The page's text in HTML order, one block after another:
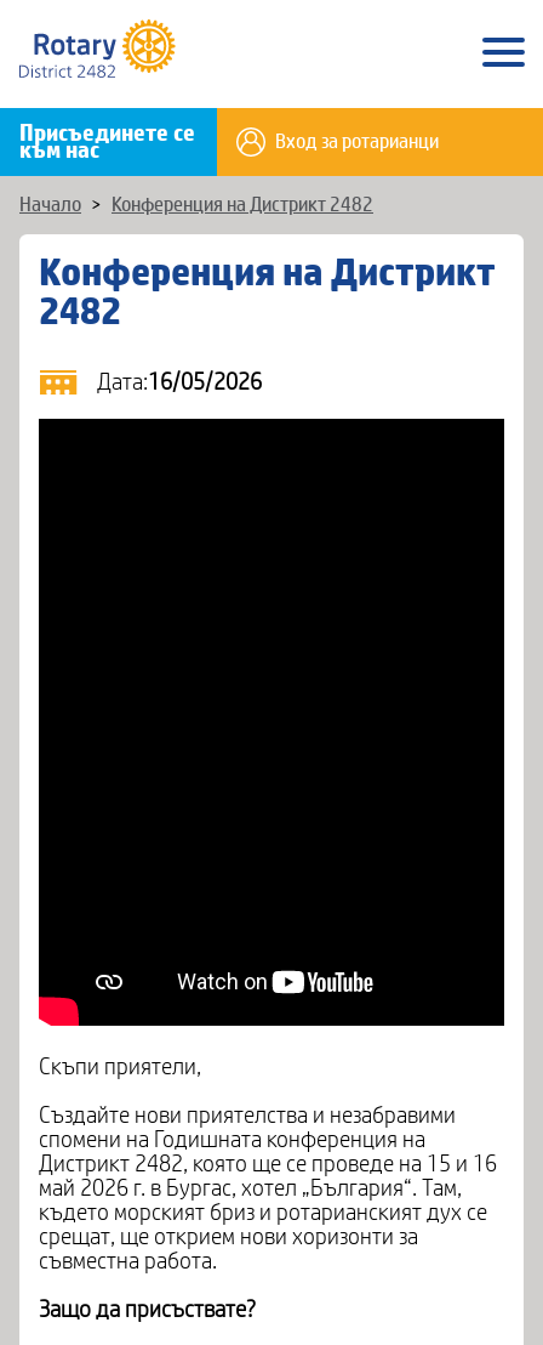
Присъединете се
към нас Вход за ротарианци
Начало > Конференция на Дистрикт 2482
Конференция на Дистрикт
2482
Дата:16/05/2026
Скъпи приятели,
Създайте нови приятелства и незабравими
спомени на Годишната конференция на
Дистрикт 2482, която ще се проведе на 15 и 16
май 2026 г. в Бургас, хотел „България“. Там,
където морският бриз и ротарианският дух се
срещат, ще открием нови хоризонти за
съвместна работа.
Защо да присъствате?